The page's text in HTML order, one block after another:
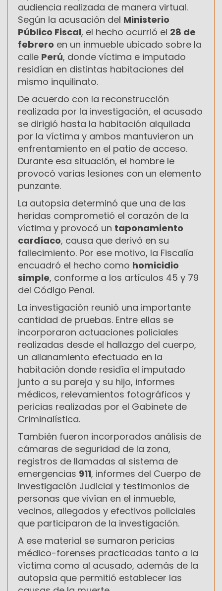
audiencia realizada de manera virtual.
Según la acusación del Ministerio
Público Fiscal, el hecho ocurrió el 28 de
febrero en un inmueble ubicado sobre la
calle Perú, donde víctima e imputado
residían en distintas habitaciones del
mismo inquilinato.
De acuerdo con la reconstrucción
realizada por la investigación, el acusado
se dirigió hasta la habitación alquilada
por la víctima y ambos mantuvieron un
enfrentamiento en el patio de acceso.
Durante esa situación, el hombre le
provocó varias lesiones con un elemento
punzante.
La autopsia determinó que una de las
heridas comprometió el corazón de la
víctima y provocó un taponamiento
cardíaco, causa que derivó en su
fallecimiento. Por ese motivo, la Fiscalía
encuadró el hecho como homicidio
simple, conforme a los artículos 45 y 79
del Código Penal.
La investigación reunió una importante
cantidad de pruebas. Entre ellas se
incorporaron actuaciones policiales
realizadas desde el hallazgo del cuerpo,
un allanamiento efectuado en la
habitación donde residía el imputado
junto a su pareja y su hijo, informes
médicos, relevamientos fotográficos y
pericias realizadas por el Gabinete de
Criminalística.
También fueron incorporados análisis de
cámaras de seguridad de la zona,
registros de llamadas al sistema de
emergencias 911, informes del Cuerpo de
Investigación Judicial y testimonios de
personas que vivían en el inmueble,
vecinos, allegados y efectivos policiales
que participaron de la investigación.
A ese material se sumaron pericias
médico-forenses practicadas tanto a la
víctima como al acusado, además de la
autopsia que permitió establecer las